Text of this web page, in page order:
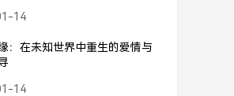
14
：在未知世界中重生的爱情与
14